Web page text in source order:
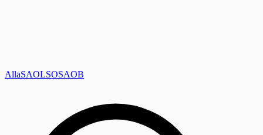
AllaSAOLSOSAOB